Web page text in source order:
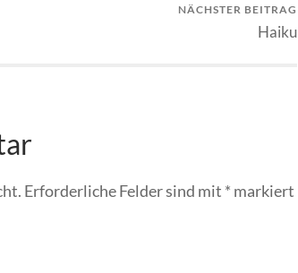
NÄCHSTER BEITRAG
Haiku
Erforderliche Felder sind mit * markiert